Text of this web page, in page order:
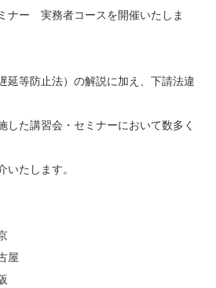
ナー 実務者コースを開催いたしま
延等防止法）の解説に加え、下請法違
た講習会・セミナーにおいて数多く
たします。
屋